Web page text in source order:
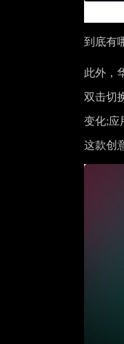
到底有
此外，
双击切
变化;应
这款创